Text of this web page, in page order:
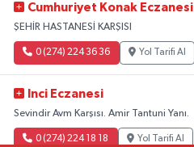
Cumhuriyet Konak Eczanesi
ŞEHİR HASTANESİ KARŞISI
0 (274) 224 36 36 Yol Tarifi Al
Inci Eczanesi
Sevindir Avm Karşısı. Amir Tantuni Yanı.
0 (274) 224 18 18 Yol Tarifi Al